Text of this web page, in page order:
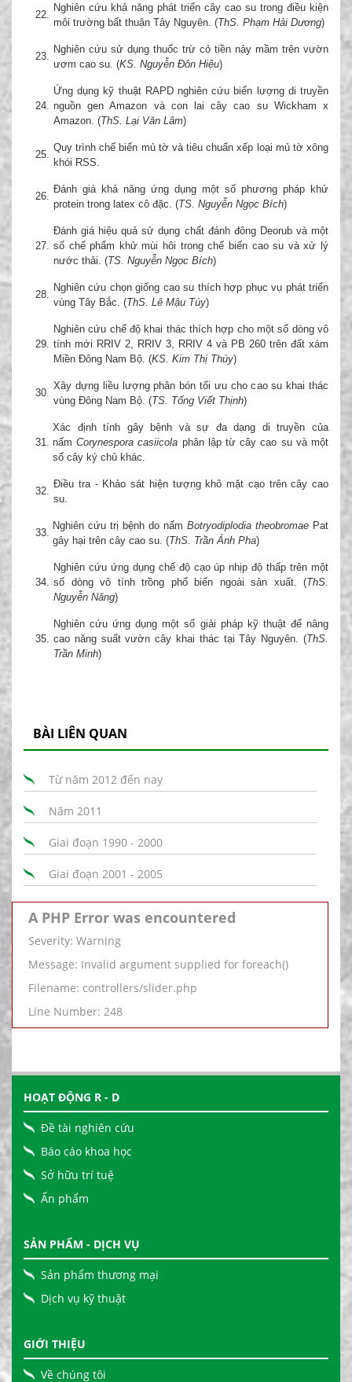
22.
Nghiên cứu khả năng phát triển cây cao su trong điều kiện
môi trường bất thuận Tây Nguyên. (ThS. Phạm Hải Dương)
23.
Nghiên cứu sử dụng thuốc trừ cỏ tiền nảy mầm trên vườn
ươm cao su. (KS. Nguyễn Đôn Hiệu)
24.
Ứng dụng kỹ thuật RAPD nghiên cứu biến lượng di truyền
nguồn gen Amazon và con lai cây cao su Wickham x
Amazon. (ThS. Lại Văn Lâm)
25.
Quy trình chế biến mủ tờ và tiêu chuẩn xếp loại mủ tờ xông
khói RSS.
26.
Đánh giá khả năng ứng dụng một số phương pháp khử
protein trong latex cô đặc. (TS. Nguyễn Ngọc Bích)
27.
Đánh giá hiệu quả sử dụng chất đánh đông Deorub và một
số chế phẩm khử mùi hôi trong chế biến cao su và xử lý
nước thải. (TS. Nguyễn Ngọc Bích)
28.
Nghiên cứu chọn giống cao su thích hợp phục vụ phát triển
vùng Tây Bắc. (ThS. Lê Mậu Túy)
29.
Nghiên cứu chế độ khai thác thích hợp cho một số dòng vô
tính mới RRIV 2, RRIV 3, RRIV 4 và PB 260 trên đất xám
Miền Đông Nam Bộ. (KS. Kim Thị Thúy)
30.
Xây dựng liều lượng phân bón tối ưu cho cao su khai thác
vùng Đông Nam Bộ. (TS. Tống Viết Thịnh)
31.
Xác định tính gây bệnh và sự đa dạng di truyền của
nấmCorynespora casiicola phân lập từ cây cao su và một
số cây ký chủ khác.
32.
Điều tra - Khảo sát hiện tượng khô mặt cạo trên cây cao
su.
33.
Nghiên cứu trị bệnh do nấm Botryodiplodia theobromae Pat
gây hại trên cây cao su. (ThS. Trần Ánh Pha)
34.
Nghiên cứu ứng dụng chế độ cạo úp nhịp độ thấp trên một
số dòng vô tính trồng phổ biến ngoài sản xuất. (ThS.
Nguyễn Năng)
35.
Nghiên cứu ứng dụng một số giải pháp kỹ thuật để nâng
cao năng suất vườn cây khai thác tại Tây Nguyên. (ThS.
Trần Minh)
BÀI LIÊN QUAN
Từ năm 2012 đến nay
Năm 2011
Giai đoạn 1990 - 2000
Giai đoạn 2001 - 2005
A PHP Error was encountered
Severity: Warning
Message: Invalid argument supplied for foreach()
Filename: controllers/slider.php
Line Number: 248
HOẠT ĐỘNG R - D
Đề tài nghiên cứu
Báo cáo khoa học
Sở hữu trí tuệ
Ấn phẩm
SẢN PHẨM - DỊCH VỤ
Sản phẩm thương mại
Dịch vụ kỹ thuật
GIỚI THIỆU
Về chúng tôi